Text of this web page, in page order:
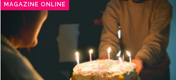
MAGAZINE ONLINE